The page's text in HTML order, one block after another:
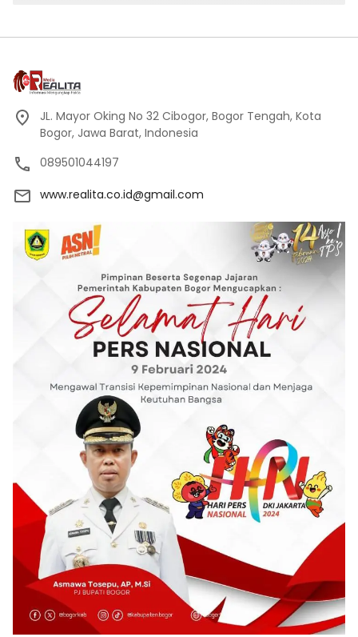
JL. Mayor Oking No 32 Cibogor, Bogor Tengah, Kota
Bogor, Jawa Barat, Indonesia
089501044197
www.realita.co.id@gmail.com